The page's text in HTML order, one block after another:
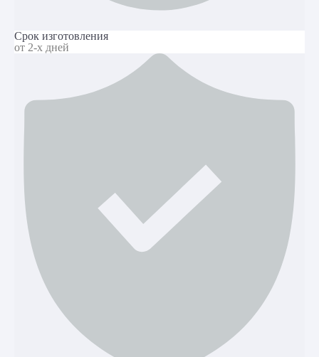
Срок изготовления
от 2-х дней